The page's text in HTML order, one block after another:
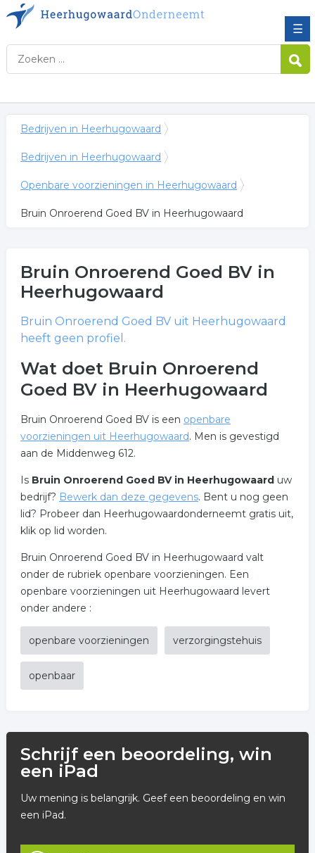
☰
Bedrijven in Heerhugowaard
Bedrijven in Heerhugowaard
Openbare voorzieningen in Heerhugowaard
Bruin Onroerend Goed BV in Heerhugowaard
Bruin Onroerend Goed BVin
Heerhugowaard
Bruin Onroerend Goed BVuit Heerhugowaard
heeft geen profiel.
Wat doet Bruin Onroerend
Goed BV in Heerhugowaard
Bruin Onroerend Goed BV is een openbare
voorzieningen uit Heerhugowaard. Men is gevestigd
aan de Middenweg 612.
Is Bruin Onroerend Goed BV in Heerhugowaarduw
bedrijf? Bewerk dan deze gegevens. Bent u nog geen
lid? Probeer dan Heerhugowaardonderneemt gratis uit,
klik op lid worden.
Bruin Onroerend Goed BV in Heerhugowaard valt
onder de rubriek openbare voorzieningen. Een
openbare voorzieningen uit Heerhugowaard levert
onder andere :
openbare voorzieningen verzorgingstehuis
openbaar
Schrijf een beoordeling, win
een iPad
Uw mening is belangrijk. Geef een beoordeling en win
een iPad.